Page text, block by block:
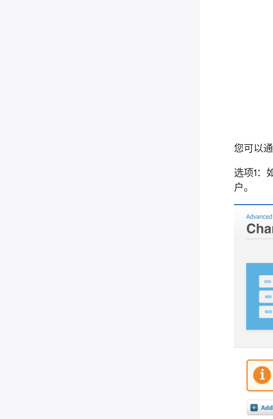
您可以
选项1：
户。